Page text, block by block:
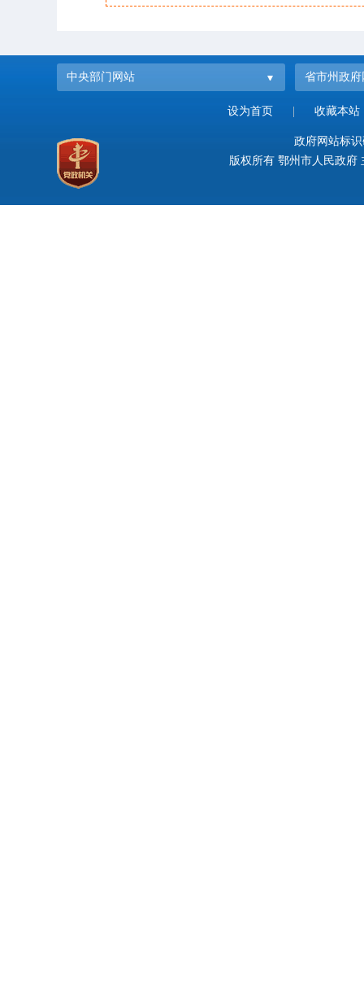
中央部门网站 省市州政府
设为首页 收藏本站
政府网站标
版权所有 鄂州市人民政府